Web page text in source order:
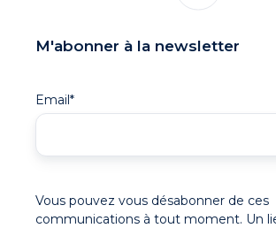
M'abonner à la newsletter
Email*
Vous pouvez vous désabonner de ces
communications à tout moment. Un